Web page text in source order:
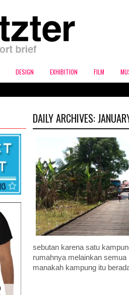
DESIGN EXHIBITION FILM
DAILY ARCHIVES:
sebutan karena satu
rumahnya melainkan semua
manakah kampung itu